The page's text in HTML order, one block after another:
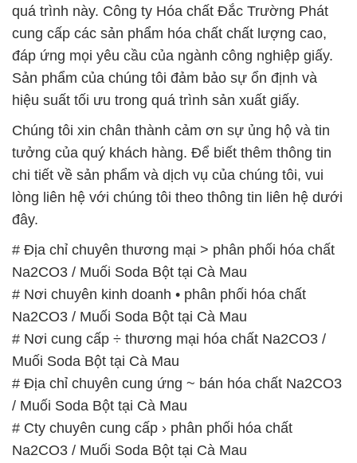
quá trình này. Công ty Hóa chất Đắc Trường Phát
cung cấp các sản phẩm hóa chất chất lượng cao,
đáp ứng mọi yêu cầu của ngành công nghiệp giấy.
Sản phẩm của chúng tôi đảm bảo sự ổn định và
hiệu suất tối ưu trong quá trình sản xuất giấy.
Chúng tôi xin chân thành cảm ơn sự ủng hộ và tin
tưởng của quý khách hàng. Để biết thêm thông tin
chi tiết về sản phẩm và dịch vụ của chúng tôi, vui
lòng liên hệ với chúng tôi theo thông tin liên hệ dưới
đây.
# Địa chỉ chuyên thương mại > phân phối hóa chất
Na2CO3 / Muối Soda Bột tại Cà Mau
# Nơi chuyên kinh doanh • phân phối hóa chất
Na2CO3 / Muối Soda Bột tại Cà Mau
# Nơi cung cấp ÷ thương mại hóa chất Na2CO3 /
Muối Soda Bột tại Cà Mau
# Địa chỉ chuyên cung ứng ~ bán hóa chất Na2CO3
/ Muối Soda Bột tại Cà Mau
# Cty chuyên cung cấp › phân phối hóa chất
Na2CO3 / Muối Soda Bột tại Cà Mau